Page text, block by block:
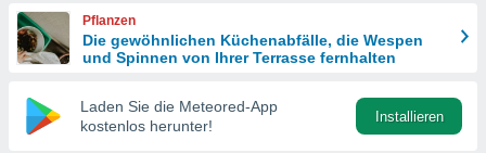
Pflanzen
Die gewöhnlichen Küchenabfälle, die Wespen
und Spinnen von Ihrer Terrasse fernhalten
Laden Sie die Meteored-App
kostenlos herunter!
Installieren